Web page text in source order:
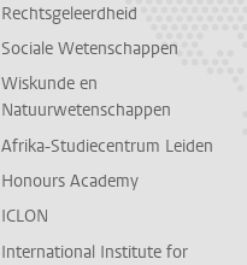
Rechtsgeleerdheid
Sociale Wetenschappen
Wiskunde en
Natuurwetenschappen
Afrika-Studiecentrum Leiden
Honours Academy
ICLON
International Institute for